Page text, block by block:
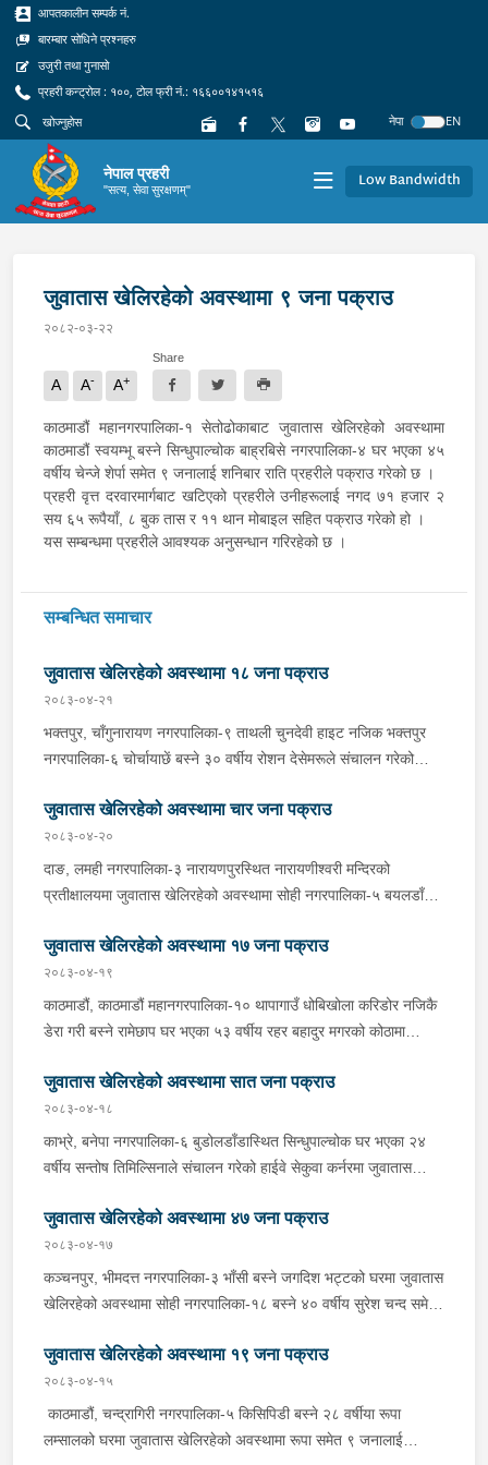
आपतकालीन सम्पर्क नं.
बारम्बार सोधिने प्रश्नहरु
उजुरी तथा गुनासो
प्रहरी कन्ट्रोल : १००, टोल फ्री नं.: १६६००१४१५१६
नेपा
EN
नेपाल प्रहरी
"सत्य, सेवा सुरक्षणम्" Low Bandwidth
जुवातास खेलिरहेको अवस्थामा ९ जना पक्राउ
२०८२-०३-२२
A A- A+
Share
काठमाडौं महानगरपालिका-१ सेतोढोकाबाट जुवातास खेलिरहेको अवस्थामा
काठमाडौं स्वयम्भू बस्ने सिन्धुपाल्चोक बाह्रबिसे नगरपालिका-४ घर भएका ४५
वर्षीय चेन्जे शेर्पा समेत ९ जनालाई शनिबार राति प्रहरीले पक्राउ गरेको छ ।
प्रहरी वृत्त दरवारमार्गबाट खटिएको प्रहरीले उनीहरूलाई नगद ७१ हजार २
सय ६५ रूपैयाँ, ८ बुक तास र ११ थान मोबाइल सहित पक्राउ गरेको हो ।
यस सम्बन्धमा प्रहरीले आवश्यक अनुसन्धान गरिरहेको छ ।
सम्बन्धित समाचार
जुवातास खेलिरहेको अवस्थामा १८ जना पक्राउ
२०८३-०४-२१
भक्तपुर, चाँगुनारायण नगरपालिका-९ ताथली चुनदेवी हाइट नजिक भक्तपुर
नगरपालिका-६ चोर्चायाछें बस्ने ३० वर्षीय रोशन देसेमरूले संचालन गरेको
राति प्रहरीले पक्राउ गरेको छ । अस्थायी प्रहरी पोष्ट ताथलीबाट खटिएको
प्रहरीले उनीहरूलाई नगद १८ हजार ५ सय ५५ रूपैयाँ र ३ बुक तास सहित
पक्राउ गरेको हो । रूपन्देही, बुटवल उपमहानगरपालिका-११ देवीनगर
रंगशाला शिवपथस्थित ६१ वर्षीय धुर्व श्रेष्ठले संचालन गरेको खाजा घरमा
पक्राउ गरेको छ । वडा प्रहरी कार्यालय बुटवलबाट खटिएको प्रहरीले
उनीहरूलाई नगद ६१ हजार ८ सय ५ रूपैयाँ र ९ बुक तास सहित पक्राउ
गरेको हो । यस सम्बन्धमा प्रहरीले आवश्यक अनुसन्धान गरिरहेको छ ।
जुवातास खेलिरहेको अवस्थामा चार जना पक्राउ
२०८३-०४-२०
दाङ, लमही नगरपालिका-३ नारायणपुरस्थित नारायणीश्वरी मन्दिरको
प्रतीक्षालयमा जुवातास खेलिरहेको अवस्थामा सोही नगरपालिका-५ बयलडाँडा
पक्राउ गरेको छ । अस्थायी प्रहरी पोष्ट नर्तीबाट खटिएको प्रहरीले
उनीहरूलाई नगद ८९ हजार २३ रूपैयाँ सहित पक्राउ गरेको हो । यस
सम्बन्धमा प्रहरीले आवश्यक अनुसन्धान गरिरहेको छ ।
जुवातास खेलिरहेको अवस्थामा १७ जना पक्राउ
२०८३-०४-१९
काठमाडौं, काठमाडौं महानगरपालिका-१० थापागाउँ धोबिखोला करिडोर नजिकै
डेरा गरी बस्ने रामेछाप घर भएका ५३ वर्षीय रहर बहादुर मगरको कोठामा
प्रहरीले पक्राउ गरेको छ । प्रहरी वृत्त नयाँबानेश्वरबाट खटिएको प्रहरीले
उनीहरूलाई नगद २ लाख २३ हजार रूपैयाँ र २ बुक तास सहित पक्राउ गरेको
हो ।पाल्पा, माथागढी गाउँपालिका-३ सराई बस्ने ५० वर्षीय तुल्सी राम
मश्राङगीको घरमा जुवातास खेलिरहेको अवस्थामा तुल्सीराम समेत ८ जनालाई
खटिएको प्रहरीले उनीहरूलाई नगद ७७ हजार ९ सय ६० रूपैयाँ र ४ बुक
तास सहित पक्राउ गरेको हो । यस सम्बन्धमा प्रहरीले आवश्यक अनुसन्धान
गरिरहेको छ ।
जुवातास खेलिरहेको अवस्थामा सात जना पक्राउ
२०८३-०४-१८
काभ्रे, बनेपा नगरपालिका-६ बुडोलडाँडास्थित सिन्धुपाल्चोक घर भएका २४
वर्षीय सन्तोष तिमिल्सिनाले संचालन गरेको हाईवे सेकुवा कर्नरमा जुवातास
पक्राउ गरेको छ । इलाका प्रहरी कार्यालय बनेपाबाट खटिएको प्रहरीले
उनीहरूलाई नगद ९० हजार ३ सय ४५ रूपैयाँ र १ बुक तास सहित पक्राउ
गरेको हो । यस सम्बन्धमा प्रहरीले आवश्यक अनुसन्धान गरिरहेको छ ।
जुवातास खेलिरहेको अवस्थामा ४७ जना पक्राउ
२०८३-०४-१७
कञ्चनपुर, भीमदत्त नगरपालिका-३ भाँसी बस्ने जगदिश भट्टको घरमा जुवातास
खेलिरहेको अवस्थामा सोही नगरपालिका-१८ बस्ने ४० वर्षीय सुरेश चन्द समेत
कञ्चनपुरबाट खटिएको प्रहरीले उनीहरूलाई नगद १ लाख ६१ हजार ९ सय
४० रूपैयाँ र ४ बुक तास सहित पक्राउ गरेको हो । ललितपुर, ललितपुर
महानगरपालिका-१४ नखिपोट बस्ने बागलुङ घर भएका ३१ वर्षीय संजय पुनको
कोठामा जुवातास खेलिरहेको अवस्थामा संजय समेत ७ जनालाई शनिबार
जुवातास खेलिरहेको अवस्थामा १९ जना पक्राउ
२०८३-०४-१५
काठमाडौं, चन्द्रागिरी नगरपालिका-५ किसिपिडी बस्ने २८ वर्षीया रूपा
लम्सालको घरमा जुवातास खेलिरहेको अवस्थामा रूपा समेत ९ जनालाई